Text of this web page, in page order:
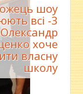
шоу
всі -3
Олександр
хоче
власну
школу